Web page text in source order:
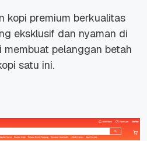
kopi premium berkualitas
eksklusif dan nyaman di
membuat pelanggan betah
satu ini.